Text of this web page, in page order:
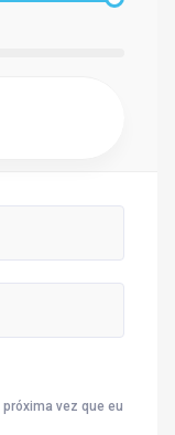
vez que eu